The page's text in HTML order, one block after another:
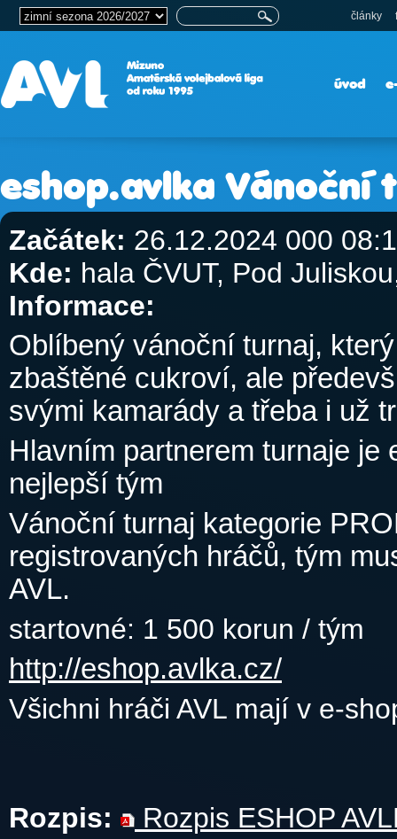
články
úvod
eshop.avlka Vánoční
Začátek: 26.12.2024 000
Kde: hala ČVUT, Pod
Informace:
Oblíbený vánoční turnaj,
zbaštěné cukroví, ale
svými kamarády a třeba i už
Hlavním partnerem turnaje
nejlepší tým
Vánoční turnaj kategorie
registrovaných hráčů, tým
AVL.
startovné: 1 500 korun / tým
http://eshop.avlka.cz/
Všichni hráči AVL mají v e-
Rozpis: Rozpis ESHOP